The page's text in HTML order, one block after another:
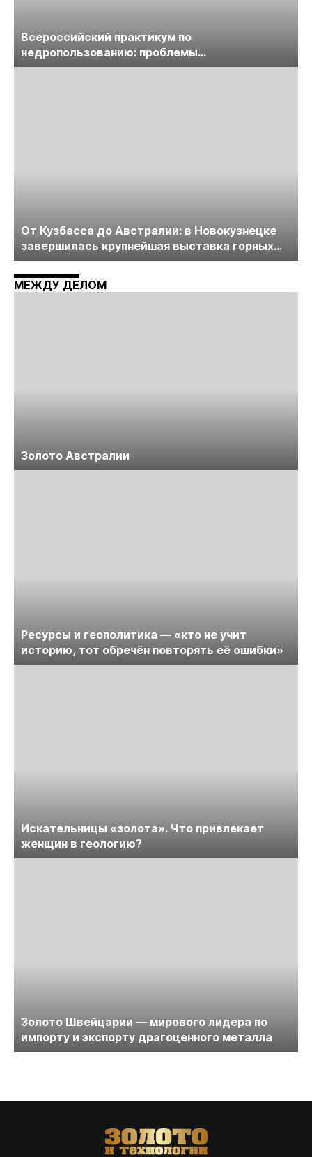
Всероссийский практикум по
недропользованию: проблемы
лицензирования, цифровизации, экспертизы
От Кузбасса до Австралии: в Новокузнецке
завершилась крупнейшая выставка горных
технологий «Недра России. Уголь России и
Майнинг»
МЕЖДУ ДЕЛОМ
Золото Австралии
Ресурсы и геополитика — «кто не учит
историю, тот обречён повторять её ошибки»
Искательницы «золота». Что привлекает
женщин в геологию?
Золото Швейцарии — мирового лидера по
импорту и экспорту драгоценного металла